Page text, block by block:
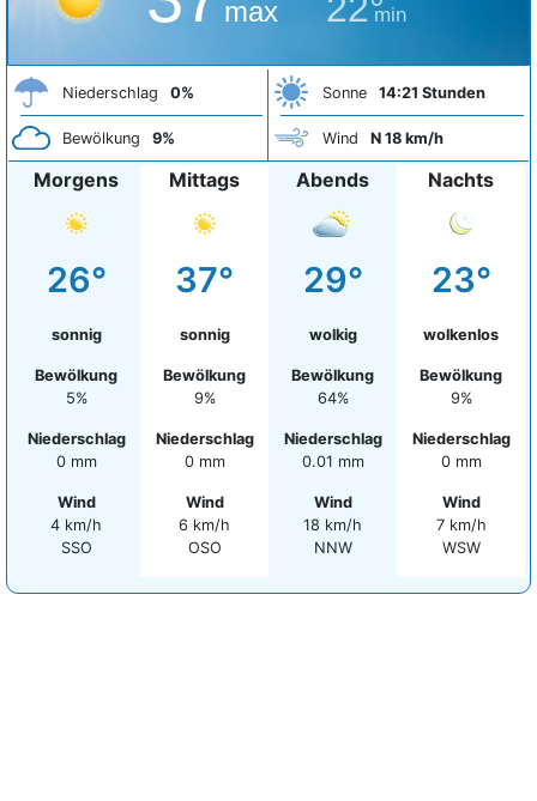
max min
Niederschlag 0%
Bewölkung 9%
Sonne 14:21 Stunden
Wind N 18 km/h
Morgens
26°
sonnig
Bewölkung
5%
Niederschlag
0 mm
Wind
4 km/h
SSO
Mittags
37°
sonnig
Bewölkung
9%
Niederschlag
0 mm
Wind
6 km/h
OSO
Abends
29°
wolkig
Bewölkung
64%
Niederschlag
0.01 mm
Wind
18 km/h
NNW
Nachts
23°
wolkenlos
Bewölkung
9%
Niederschlag
0 mm
Wind
7 km/h
WSW